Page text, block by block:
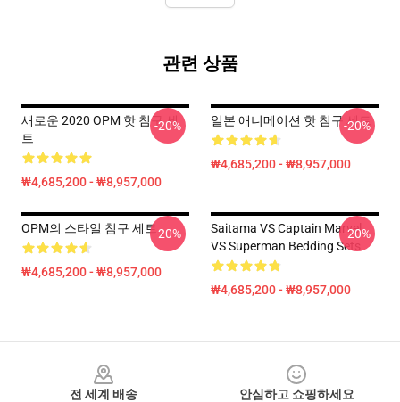
관련 상품
새로운 2020 OPM 핫 침구 세
트
₩4,685,200 - ₩8,957,000
-20% 일본 애니메이션 핫 침구 세트
₩4,685,200 - ₩8,957,000
-20%
OPM의 스타일 침구 세트
₩4,685,200 - ₩8,957,000
-20%
Saitama VS Captain Marvel
VS Superman Bedding Sets
₩4,685,200 - ₩8,957,000
-20%
전 세계 배송
안심하고 쇼핑하세요